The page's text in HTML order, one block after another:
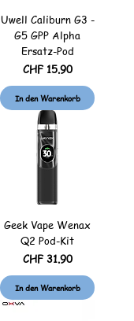
Uwell Caliburn G3 -
G5 GPP Alpha
Ersatz-Pod
Preis
CHF 15.90
In den Warenkorb
Geek Vape Wenax
Q2 Pod-Kit
Preis
CHF 31.90
In den Warenkorb